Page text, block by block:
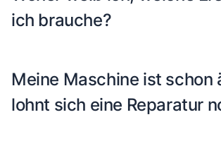
ich brauche?
Meine Maschine ist schon
lohnt sich eine Reparatur